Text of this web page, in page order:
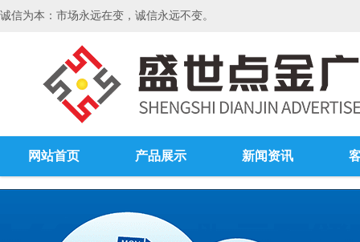
诚信为本：市场永远在变，诚信永远不变。
网站首页 产品展示 新闻资讯